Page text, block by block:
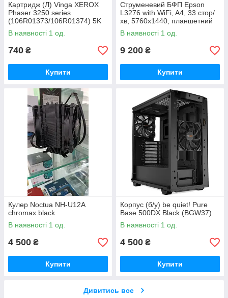
Картридж (Л) Vinga XEROX
Phaser 3250 series
(106R01373/106R01374) 5K
(V-L-106R01374)
В наявності 1 од.
740 ₴
Купити
Струменевий БФП Epson
L3276 with WiFi, A4, 33 стор/
хв, 5760x1440, планшетний
-1200x2400, USB, 3.9кг
В наявності 1 од.
9 200 ₴
Купити
Кулер Noctua NH-U12A
chromax.black
В наявності 1 од.
4 500 ₴
Купити
Корпус (б/у) be quiet! Pure
Base 500DX Black (BGW37)
В наявності 1 од.
4 500 ₴
Купити
Дивитись все